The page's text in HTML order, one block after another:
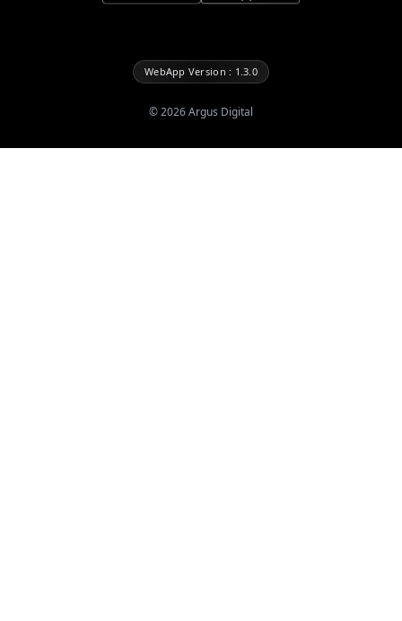
WebApp Version : 1.3.0
©2026Argus Digital